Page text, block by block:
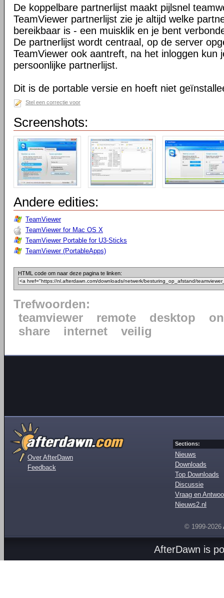
De koppelbare partnerlijst maakt pijlsnel
TeamViewer partnerlijst zie je altijd welke
bereikbaar is - een muisklik en je bent
De partnerlijst wordt centraal, op de server
TeamViewer ook aantreft, na het inloggen kun
persoonlijke partnerlijst.
Dit is de portable versie en hoeft niet
Stel een correctie voor
Screenshots:
Andere edities:
TeamViewer
TeamViewer for Mac OS X
TeamViewer Portable for U3-Sticks
TeamViewer (PortableApps)
HTML code om naar deze pagina te linken:
Trefwoorden:
teamviewer
remote desktop
share
internet veilig
Over AfterDawn
Feedback
Sections:
Nieuws
Downloads
Top Downloads
Discussie
Vraag en
Nieuws2.nl
© 1999-2026
AfterDawn is